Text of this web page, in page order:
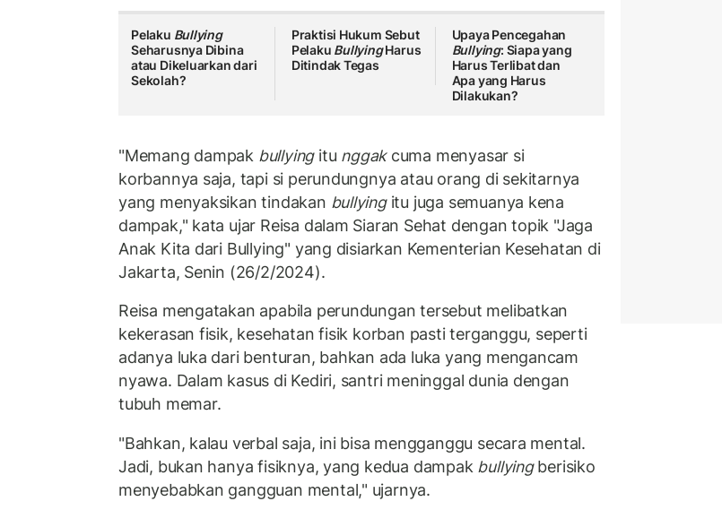
Pelaku Bullying
Seharusnya Dibina
atau Dikeluarkan dari
Sekolah?
Praktisi Hukum Sebut
Pelaku BullyingHarus
Ditindak Tegas
Upaya Pencegahan
Bullying: Siapa yang
Harus Terlibat dan
Apa yang Harus
Dilakukan?
"Memang dampak bullyingitu nggakcuma menyasar si
korbannya saja, tapi si perundungnya atau orang di sekitarnya
yang menyaksikan tindakan bullyingitu juga semuanya kena
dampak," kata ujar Reisa dalam Siaran Sehat dengan topik "Jaga
Anak Kita dari Bullying" yang disiarkan Kementerian Kesehatan di
Jakarta, Senin (26/2/2024).
Reisa mengatakan apabila perundungan tersebut melibatkan
kekerasan fisik, kesehatan fisik korban pasti terganggu, seperti
adanya luka dari benturan, bahkan ada luka yang mengancam
nyawa. Dalam kasus di Kediri, santri meninggal dunia dengan
tubuh memar.
"Bahkan, kalau verbal saja, ini bisa mengganggu secara mental.
Jadi, bukan hanya fisiknya, yang kedua dampak bullyingberisiko
menyebabkan gangguan mental," ujarnya.